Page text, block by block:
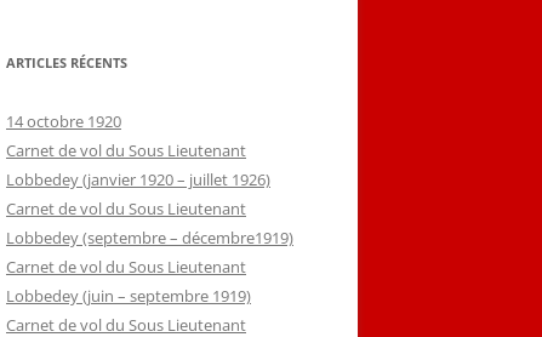
ARTICLES RÉCENTS
14 octobre 1920
Carnet de vol du Sous Lieutenant
Lobbedey (janvier 1920 – juillet 1926)
Carnet de vol du Sous Lieutenant
Lobbedey (septembre – décembre1919)
Carnet de vol du Sous Lieutenant
Lobbedey (juin – septembre 1919)
Carnet de vol du Sous Lieutenant